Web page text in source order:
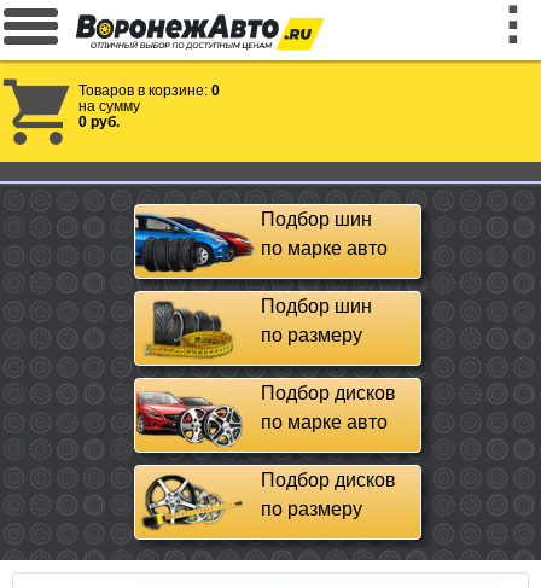
Товаров в корзине: 0
на сумму
0 руб.
Подбор шин
по марке авто
Подбор шин
по размеру
Подбор дисков
по марке авто
Подбор дисков
по размеру